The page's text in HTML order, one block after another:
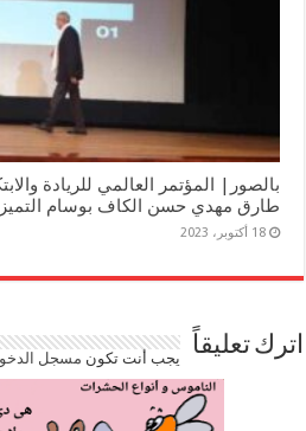
بالصور| المؤتمر العالمي للريادة
طارق مهدي حسن الكاف بوسام التميز
18 أكتوبر، 2023
اترك تعليقاً يجب أنت تكون مسجل